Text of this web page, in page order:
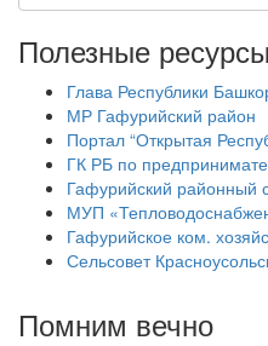
Полезные ресурсы
Глава Республики
МР Гафурийский район
Портал “Открытая
ГК РБ по
Гафурийский районный
МУП
Гафурийское ком.
Сельсовет
Помним вечно